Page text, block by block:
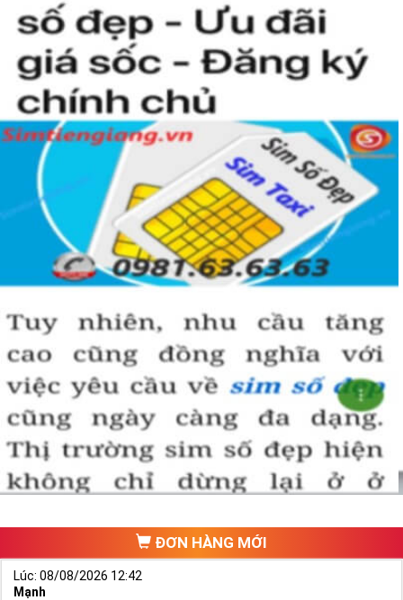
ĐƠN HÀNG MỚI
Lúc: 08/08/2026 12:42
Mạnh